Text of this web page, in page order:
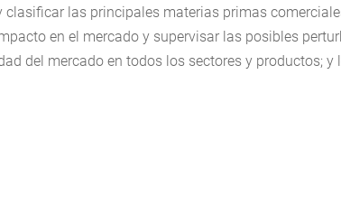
clasificar las principales materias primas
en el mercado y supervisar las posibles
del mercado en todos los sectores y productos; y